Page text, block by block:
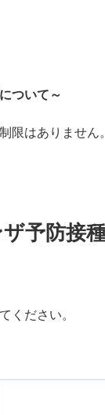
ついて～
限はありませ
予防接
ください。